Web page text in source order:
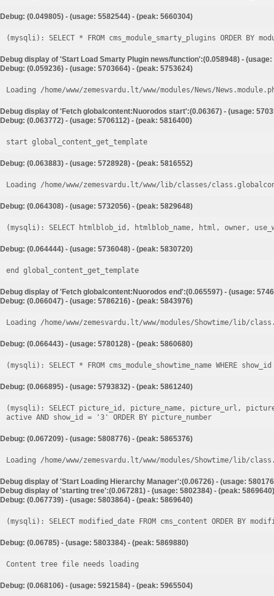
Debug: (0.049805) - (usage: 5582544) - (peak: 5660304)
Debug display of 'Start Load Smarty Plugin news/function':(0.058948) -
Debug: (0.059236) - (usage: 5703664) - (peak: 5753624)
Loading /home/www/zemesvardu.lt/www/modules/News/
Debug display of 'Fetch globalcontent:Nuorodos start':(0.06367) - (usage:
Debug: (0.063772) - (usage: 5706112) - (peak: 5816400)
start global_content_get_template
Debug: (0.063883) - (usage: 5728928) - (peak: 5816552)
Loading /home/www/zemesvardu.lt/www/lib/classes/
Debug: (0.064308) - (usage: 5732056) - (peak: 5829648)
Debug: (0.064444) - (usage: 5736048) - (peak: 5830720)
end global_content_get_template
Debug display of 'Fetch globalcontent:Nuorodos end':(0.065597) - (usage:
Debug: (0.066047) - (usage: 5786216) - (peak: 5843976)
Loading /home/www/zemesvardu.lt/www/modules/Showtime/lib/
Debug: (0.066443) - (usage: 5780128) - (peak: 5860680)
Debug: (0.066895) - (usage: 5793832) - (peak: 5861240)
(mysqli): SELECT picture_id, picture_name, picture_url,
Debug: (0.067209) - (usage: 5808776) - (peak: 5865376)
Loading /home/www/zemesvardu.lt/www/modules/Showtime/lib/
Debug display of 'Start Loading Hierarchy Manager':(0.06726) - (usage:
Debug display of 'starting tree':(0.067281) - (usage: 5802384) - (peak: 5869640)
Debug: (0.067739) - (usage: 5803864) - (peak: 5869640)
Debug: (0.06785) - (usage: 5803384) - (peak: 5869880)
Content tree file needs loading
Debug: (0.068106) - (usage: 5921584) - (peak: 5965504)